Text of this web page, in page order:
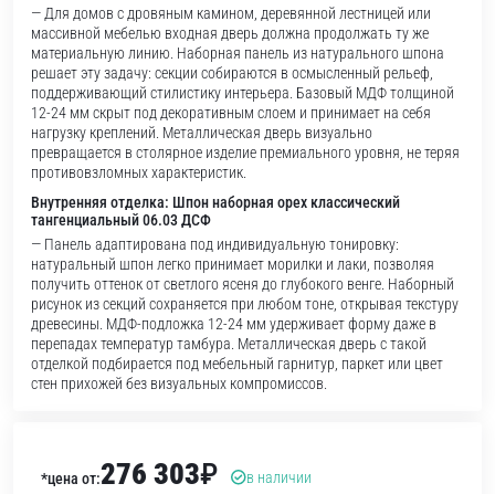
— Для домов с дровяным камином, деревянной лестницей или
массивной мебелью входная дверь должна продолжать ту же
материальную линию. Наборная панель из натурального шпона
решает эту задачу: секции собираются в осмысленный рельеф,
поддерживающий стилистику интерьера. Базовый МДФ толщиной
12-24 мм скрыт под декоративным слоем и принимает на себя
нагрузку креплений. Металлическая дверь визуально
превращается в столярное изделие премиального уровня, не теряя
противовзломных характеристик.
Внутренняя отделка: Шпон наборная орех классический
тангенциальный 06.03 ДСФ
— Панель адаптирована под индивидуальную тонировку:
натуральный шпон легко принимает морилки и лаки, позволяя
получить оттенок от светлого ясеня до глубокого венге. Наборный
рисунок из секций сохраняется при любом тоне, открывая текстуру
древесины. МДФ-подложка 12-24 мм удерживает форму даже в
перепадах температур тамбура. Металлическая дверь с такой
отделкой подбирается под мебельный гарнитур, паркет или цвет
стен прихожей без визуальных компромиссов.
*цена от:276 303₽ в наличии